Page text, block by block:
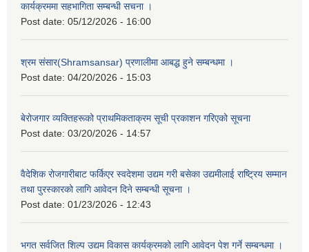
कार्यक्रममा सहभागिता सम्बन्धी सचना ।
Post date: 05/12/2026 - 16:00
श्रम संसार(Shramsansar) प्रणालीमा आबद्ध हुने सम्बन्धमा ।
Post date: 04/20/2026 - 15:03
बेरोजगार व्यक्तिहरूको प्राथमिकताक्रम सूची प्रकाशन गरिएको सूचना
Post date: 03/20/2026 - 14:57
वैदेशिक रोजगारीबाट फर्किएर स्वदेशमा उद्यम गरी बसेका उद्यमीलाई राष्ट्रिय सम्मान
तथा पुरस्कारको लागि आवेदन दिने सम्बन्धी सूचना ।
Post date: 01/23/2026 - 12:43
भगत सर्वजित शिल्प उद्यम विकास कार्यक्रमको लागि आवेदन पेश गर्ने सम्बन्धमा ।